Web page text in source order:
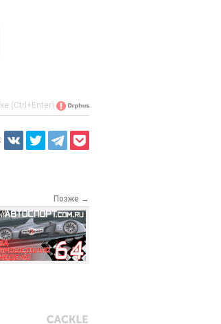
(Ctrl+Enter)
Позже →